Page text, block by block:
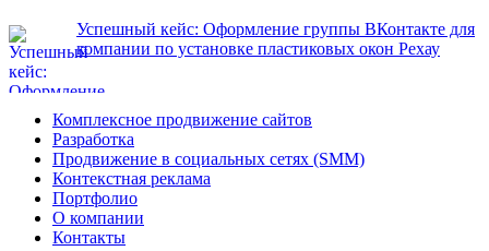
Успешный кейс: Оформление группы ВКонтакте для
компании по установке пластиковых окон Рехау
Комплексное продвижение сайтов
Разработка
Продвижение в социальных сетях (SMM)
Контекстная реклама
Портфолио
О компании
Контакты